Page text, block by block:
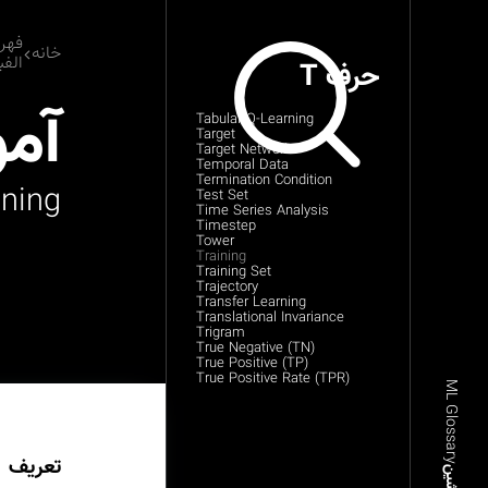
ML Glossary
حرف T
Tabular Q-Learning
Target
Target Network
Temporal Data
Termination Condition
Test Set
Time Series Analysis
Timestep
Tower
Training
Training Set
Trajectory
Transfer Learning
Translational Invariance
Trigram
True Negative (TN)
True Positive (TP)
True Positive Rate (TPR)
خانه
تعریف